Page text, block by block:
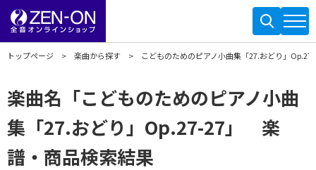
トップページ 楽曲から探す こどものためのピアノ小曲集「27.おどり」
楽曲名「こどものためのピアノ小曲
集「27.おどり」Op.27-27」 楽
譜・商品検索結果